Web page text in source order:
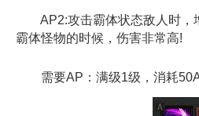
AP2:攻击霸体状态敌人时，
霸体怪物的时候，伤害非常高!
需要AP：满级1级，消耗